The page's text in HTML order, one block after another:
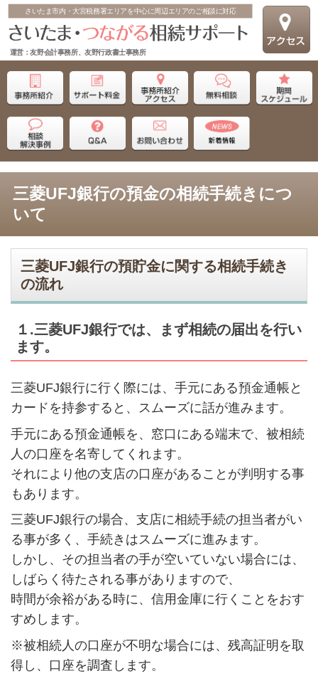
さいたま市内・大宮税務署エリアを中心に周辺エリアのご相談に対応
運営：友野会計事務所、友野行政書士事務所
三菱UFJ銀行の預金の相続手続きにつ
いて
三菱UFJ銀行の預貯金に関する相続手続き
の流れ
１.三菱UFJ銀行では、まず相続の届出を行い
ます。
三菱UFJ銀行に行く際には、手元にある預金通帳と
カードを持参すると、スムーズに話が進みます。
手元にある預金通帳を、窓口にある端末で、被相続
人の口座を名寄してくれます。
それにより他の支店の口座があることが判明する事
もあります。
三菱UFJ銀行の場合、支店に相続手続の担当者がい
る事が多く、手続きはスムーズに進みます。
しかし、その担当者の手が空いていない場合には、
しばらく待たされる事がありますので、
時間が余裕がある時に、信用金庫に行くことをおす
すめします。
※被相続人の口座が不明な場合には、残高証明を取
得し、口座を調査します。